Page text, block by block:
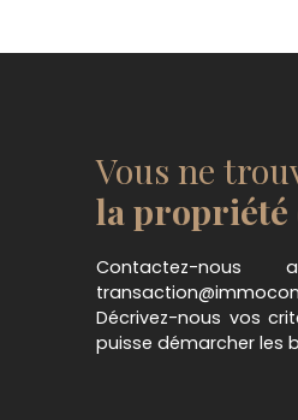
Vous ne
la propriété
Contactez-
Décrivez-nous vos
puisse démarcher les